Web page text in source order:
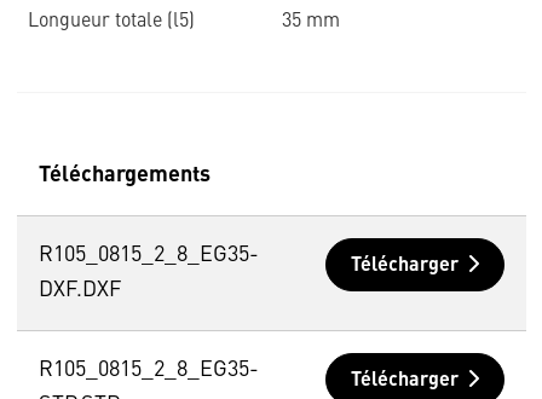
Longueur totale (l5) 35 mm
Téléchargements
R105_0815_2_8_EG35-
DXF.DXF
Télécharger
R105_0815_2_8_EG35-
Télécharger